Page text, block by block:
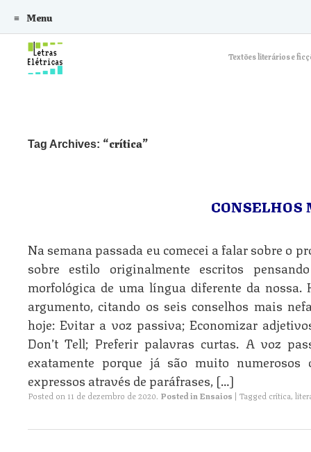
Textões literários e
Menu
Skip to content
Tag Archives: crítica
Na semana passada eu comecei a falar sobre o
sobre estilo originalmente escritos
morfológica de uma língua diferente da nossa.
argumento, citando os seis conselhos mais
hoje: Evitar a voz passiva; Economizar
Don’t Tell; Preferir palavras curtas. A voz
exatamente porque já são muito
expressos através de paráfrases, […]
Posted on 11 de dezembro de 2020. Posted in Ensaios | Tagged crítica,